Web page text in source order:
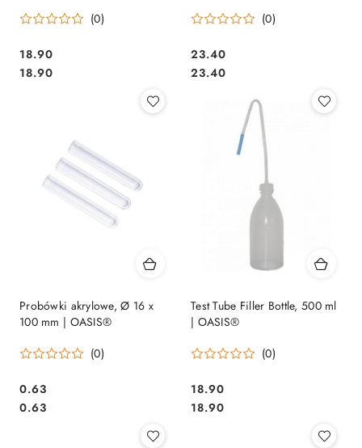
(0)
Cena:
18.90
Cena:
18.90
(0)
Cena:
23.40
Cena:
23.40
Probówki akrylowe, Ø 16 x
100 mm | OASIS®
(0)
Cena:
0.63
Cena:
0.63
Test Tube Filler Bottle, 500 ml
| OASIS®
(0)
Cena:
18.90
Cena:
18.90